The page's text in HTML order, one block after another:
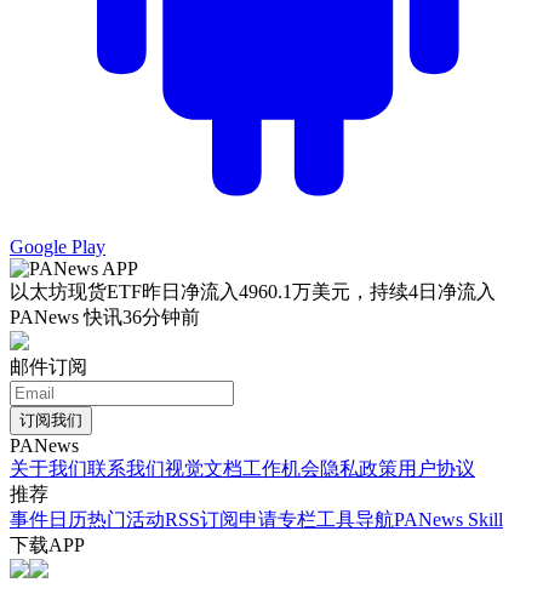
Google Play
以太坊现货ETF昨日净流入4960.1万美元，持续4日净流入
PANews 快讯36分钟前
邮件订阅
订阅我们
PANews
关于我们联系我们视觉文档工作机会隐私政策用户协议
推荐
事件日历热门活动RSS订阅申请专栏工具导航PANews Skill
下载APP